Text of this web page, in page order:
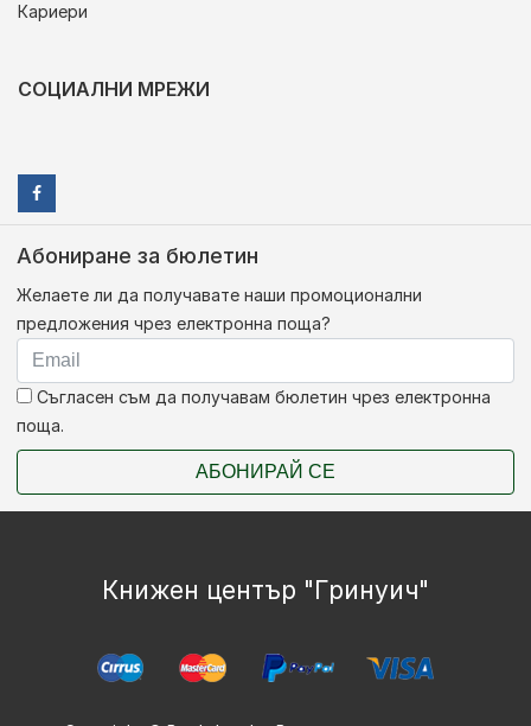
Кариери
СОЦИАЛНИ МРЕЖИ
Абониране за бюлетин
Желаете ли да получавате наши промоционални
предложения чрез електронна поща?
Съгласен съм да получавам бюлетин чрез електронна
поща.
АБОНИРАЙ СЕ
Книжен център "Гринуич"